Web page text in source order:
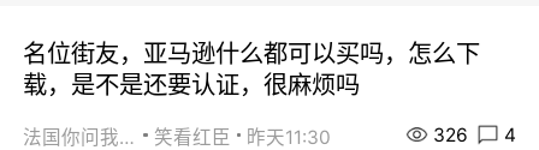
名位街友，亚马逊什么都可以买吗，怎么下
载，是不是还要认证，很麻烦吗
法国你问我答 笑看红臣 昨天11:30 326 4